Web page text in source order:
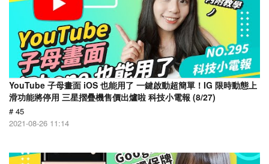
YouTube 子母畫面 iOS 也能用了 一鍵啟動超簡單！IG 限時動態上
滑功能將停用 三星摺疊機售價出爐啦 科技小電報 (8/27)
# 45
2021-08-26 11:14